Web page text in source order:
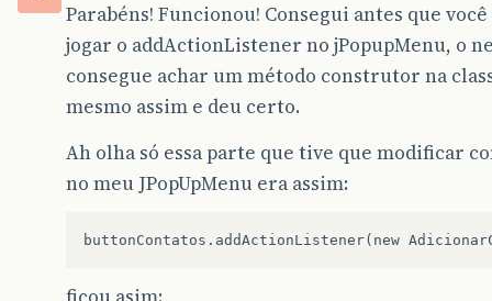
Parabéns! Funcionou! Consegui antes que
jogar o addActionListener no jPopupMenu, o
consegue achar um método construtor na
mesmo assim e deu certo.
Ah olha só essa parte que tive que modificar
no meu JPopUpMenu era assim: